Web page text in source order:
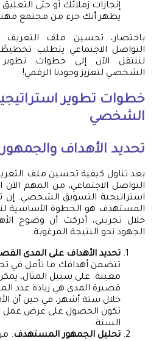
إنجازات زملائك أو حتى
يظهر أنك جزء من مجتمع
باختصار، تحسين ملف التعريف
التواصل الاجتماعي يتطلب
لننتقل الآن إلى خطوات تطوير
الشخصي لتعزيز وجودنا الرقمي!
خطوات تطوير
الشخصي
تحديد الأهداف
بعد تناول كيفية تحسين ملف
التواصل الاجتماعي، من المهم الآن
استراتيجية التسويق الشخصي. إن
المستهدف هو الخطوة الأساسية
خلال تجربتي، أدركت أن وضوح
الجهود نحو النتيجة المرغوبة.
تحديد الأهداف على المدى
تتضمن أهدافك ما تأمل في
معينة. على سبيل المثال،
خلال ستة أشهر، في حين أن
تكون الحصول على عرض عمل
السنة.
تحليل الجمهور المستهدف: